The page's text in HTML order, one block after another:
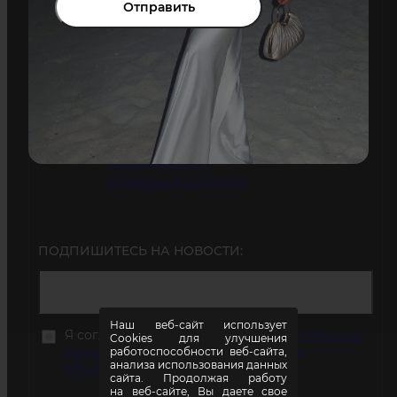
sales@freshdress-shop.ru
Коммерческие
предложения и опт:
info@freshdress-shop.ru
Телефон:
+7 (925) 723-96-13
написать в MAX
Написать в telegram
ПОДПИШИТЕСЬ НА НОВОСТИ:
Я согласен на
обработку моих персональных
данныхв соответствии сПолитикой
обработки персональных данных
Наш веб-сайт использует
Cookies для улучшения
работоспособности веб-сайта,
анализа использования данных
сайта. Продолжая работу
на веб-сайте, Вы даете свое